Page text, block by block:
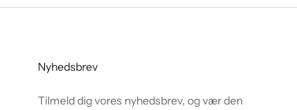
Nyhedsbrev
Tilmeld dig vores nyhedsbrev, og vær den